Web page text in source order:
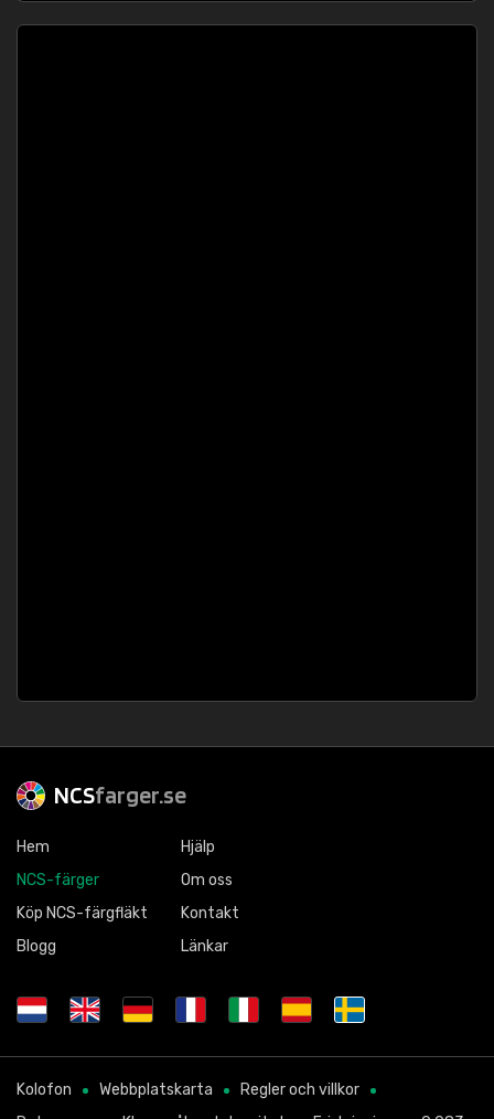
NCSfarger.se
Hem
NCS-färger
Köp NCS-färgfläkt
Blogg
Hjälp
Om oss
Kontakt
Länkar
Kolofon Webbplatskarta
Regler och villkor